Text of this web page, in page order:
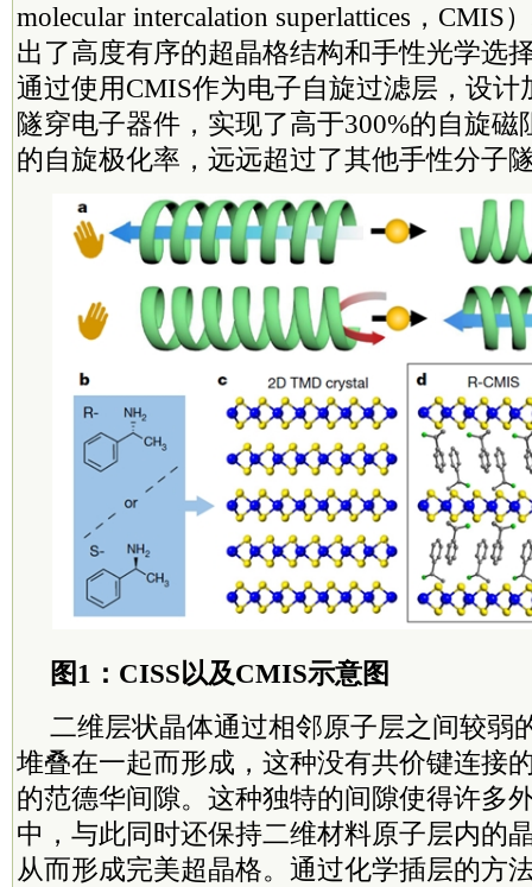
molecular intercalation superlattices，CMIS
出了高度有序的超晶格结构和手性光学选
通过使用CMIS作为电子自旋过滤层，设计
隧穿电子器件，实现了高于300%的自旋磁
的自旋极化率，远远超过了其他手性分子
图1：CISS以及CMIS示意图
二维层状晶体通过相邻原子层之间较弱
堆叠在一起而形成，这种没有共价键连接
的范德华间隙。这种独特的间隙使得许多
中，与此同时还保持二维材料原子层内的
从而形成完美超晶格。通过化学插层的方